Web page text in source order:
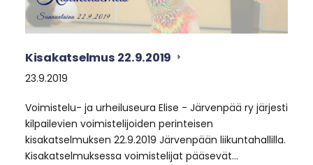
Kisakatselmus 22.9.2019
23.9.2019
Voimistelu- ja urheiluseura Elise - Järvenpää ry järjesti
kilpailevien voimistelijoiden perinteisen
kisakatselmuksen 22.9.2019 Järvenpään liikuntahallilla.
Kisakatselmuksessa voimistelijat pääsevät…